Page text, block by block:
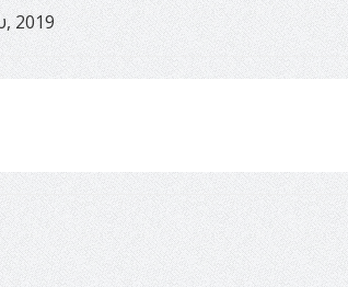
2019